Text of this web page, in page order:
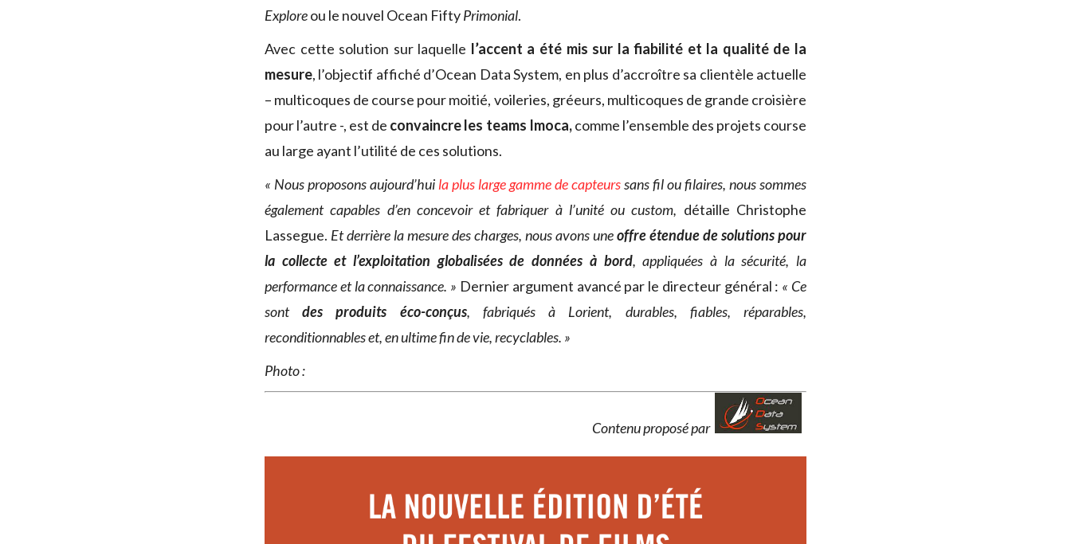
Exploreou le nouvel Ocean FiftyPrimonial.
Avec cette solution sur laquelle l’accent a été mis sur la fiabilité et la qualité de la
mesure, l’objectif affiché d’Ocean Data System, en plus d’accroître sa clientèle actuelle
– multicoques de course pour moitié, voileries, gréeurs, multicoques de grande croisière
pour l’autre -, est de convaincre les teams Imoca,comme l’ensemble des projets course
au large ayant l’utilité de ces solutions.
« Nous proposons aujourd’hui la plus large gamme de capteurssans fil ou filaires, nous sommes
également capables d’en concevoir et fabriquer à l’unité ou custom, détaille Christophe
Lassegue. Et derrière la mesure des charges, nous avons uneoffre étendue de solutions pour
la collecte et l’exploitation globalisées de données à bord, appliquées à la sécurité, la
performance et la connaissance. » Dernier argument avancé par le directeur général : « Ce
sontdes produits éco-conçus, fabriqués à Lorient, durables, fiables, réparables,
reconditionnables et, en ultime fin de vie, recyclables. »
Photo :
Contenu proposé par